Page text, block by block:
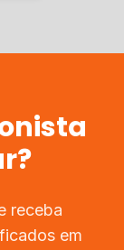
?
receba
em